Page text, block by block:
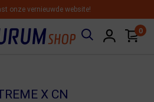
onze vernieuwde website!
0
X CN